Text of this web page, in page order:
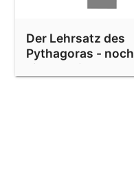
Der Lehrsatz des
Pythagoras - noch
ein Beweis